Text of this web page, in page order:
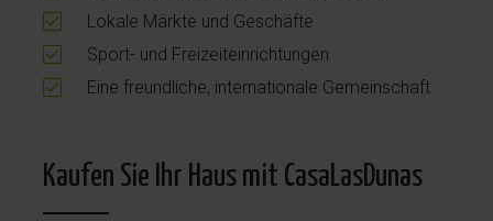
Lokale Märkte und Geschäfte
Sport- und Freizeiteinrichtungen
Eine freundliche, internationale Gemeinschaft
Kaufen Sie Ihr Haus mit CasaLasDunas